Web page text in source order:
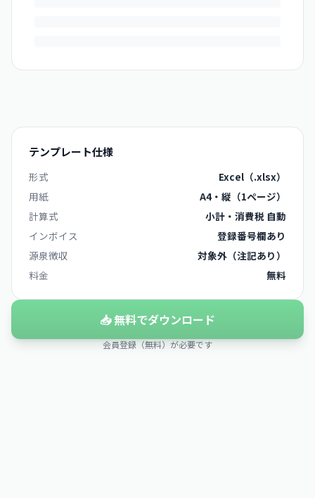
テンプレート仕様
形式
Excel（.xlsx）
用紙
A4・縦（1ページ）
計算式
小計・消費税 自動
インボイス
登録番号欄あり
源泉徴収
対象外（注記あり）
料金
無料
📥 無料でダウンロード
会員登録（無料）が必要です